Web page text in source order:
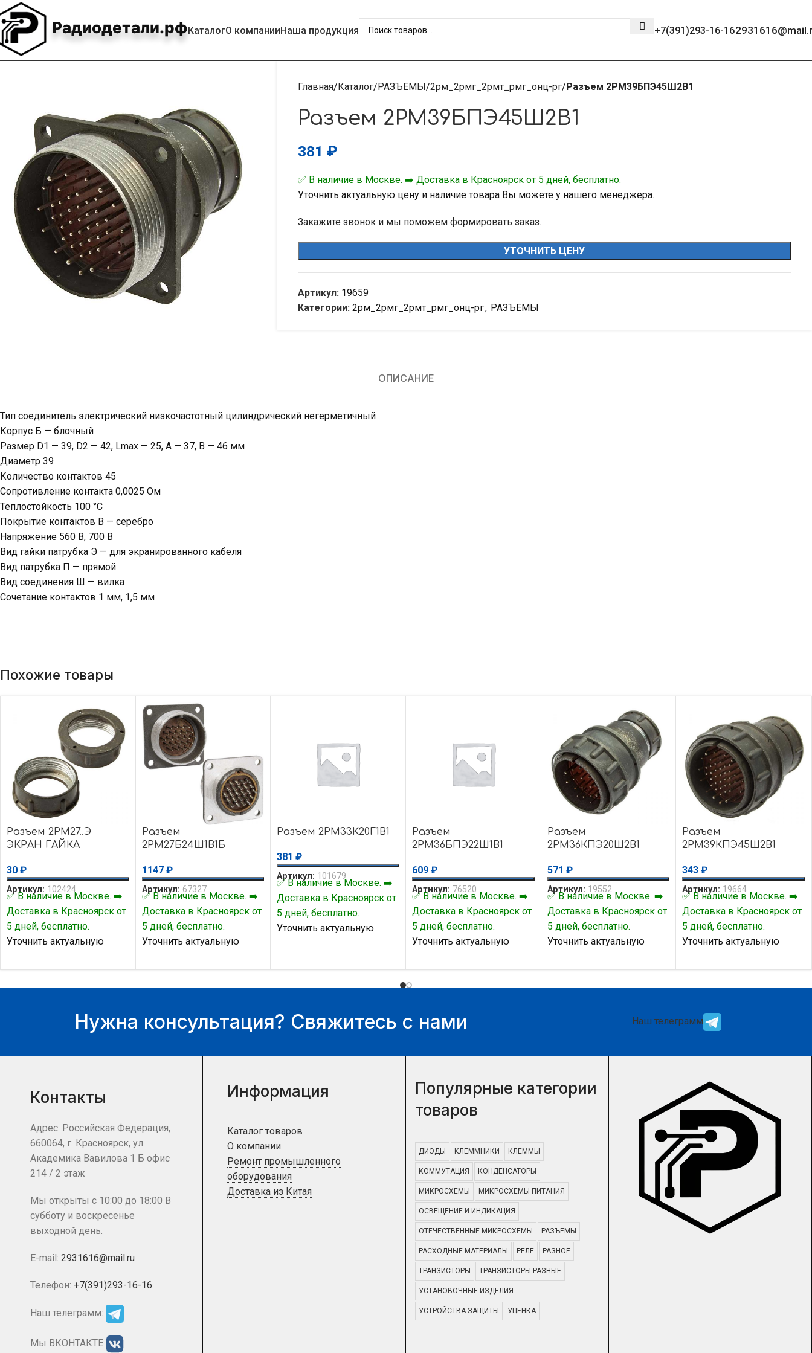
Радиодетали.рфКаталогО компанииНаша продукция +7(391)293-16-16
Главная Каталог РАЗЪЕМЫ 2рм_2рмг_2рмт_рмг_онц-рг Разъем 2РМ39БПЭ45Ш2В1
Разъем 2РМ39БПЭ45Ш2В1
381 ₽
✅ В наличие в Москве. ➡️ Доставка в Красноярск от 5 дней, бесплатно.
Уточнить актуальную цену и наличие товара Вы можете у нашего менеджера.
Закажите звонок и мы поможем формировать заказ.
УТОЧНИТЬ ЦЕНУ
Артикул: 19659
Категории: 2рм_2рмг_2рмт_рмг_онц-рг, РАЗЪЕМЫ
ОПИСАНИЕ
Тип соединитель электрический низкочастотный цилиндрический негерметичный
Корпус Б — блочный
Размер D1 — 39, D2 — 42, Lmax — 25, A — 37, В — 46 мм
Диаметр 39
Количество контактов 45
Сопротивление контакта 0,0025 Ом
Теплостойкость 100 °С
Покрытие контактов В — серебро
Напряжение 560 В, 700 В
Вид гайки патрубка Э — для экранированного кабеля
Вид патрубка П — прямой
Вид соединения Ш — вилка
Сочетание контактов 1 мм, 1,5 мм
Похожие товары
Разъем 2РМ27..Э
ЭКРАН ГАЙКА
30 ₽
Артикул: 102424
✅ В наличие в Москве. ➡️
Доставка в Красноярск от
5 дней, бесплатно.
Уточнить актуальную
можете у нашего
менеджера.
Разъем
2РМ27Б24Ш1В1Б
1147 ₽
Артикул: 67327
✅ В наличие в Москве. ➡️
Доставка в Красноярск от
5 дней, бесплатно.
Уточнить актуальную
можете у нашего
менеджера.
Разъем 2РМ33К20Г1В1
381₽
Артикул: 101679
✅ В наличие в Москве. ➡️
Доставка в Красноярск от
5 дней, бесплатно.
Уточнить актуальную
менеджера.
Разъем
2РМ36БПЭ22Ш1В1
609 ₽
Артикул: 76520
✅ В наличие в Москве. ➡️
Доставка в Красноярск от
5 дней, бесплатно.
Уточнить актуальную
можете у нашего
менеджера.
Разъем
2РМ36КПЭ20Ш2В1
571 ₽
Артикул: 19552
✅ В наличие в Москве. ➡️
Доставка в Красноярск от
5 дней, бесплатно.
Уточнить актуальную
можете у нашего
менеджера.
Разъем
2РМ39КПЭ45Ш2В1
343₽
Артикул: 19664
✅ В наличие в Москве. ➡️
Доставка в Красноярск от
5 дней, бесплатно.
Уточнить актуальную
можете у нашего
менеджера.
Нужна консультация? Свяжитесь с нами Наш телеграмм
Контакты
Адрес: Российская Федерация,
660064, г. Красноярск, ул.
Академика Вавилова 1 Б офис
214 / 2 этаж
Мы открыты с 10:00 до 18:00 В
субботу и воскресенье
выходной день.
E-mail: 2931616@mail.ru
Телефон: +7(391)293-16-16
Наш телеграмм:
Мы ВКОНТАКТЕ
Информация
Каталог товаров
О компании
Ремонт промышленного
оборудования
Доставка из Китая
Популярные категории
товаров
ДИОДЫ КЛЕММНИКИ КЛЕММЫ
КОММУТАЦИЯ КОНДЕНСАТОРЫ
МИКРОСХЕМЫ МИКРОСХЕМЫ ПИТАНИЯ
ОСВЕЩЕНИЕ И ИНДИКАЦИЯ
ОТЕЧЕСТВЕННЫЕ МИКРОСХЕМЫ РАЗЪЕМЫ
РАСХОДНЫЕ МАТЕРИАЛЫ РЕЛЕ РАЗНОЕ
ТРАНЗИСТОРЫ ТРАНЗИСТОРЫ РАЗНЫЕ
УСТАНОВОЧНЫЕ ИЗДЕЛИЯ
УСТРОЙСТВА ЗАЩИТЫ УЦЕНКА